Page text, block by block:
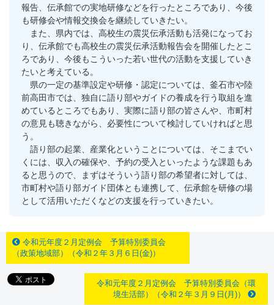
報告、伝承館での実地研修などを行ったところであり、今後
も研修会や情報交換会を継続していきたい。
また、県内では、高校生の震災伝承活動も活発になってお
り、伝承館でも高校生の震災伝承活動報告会を開催したとこ
ろであり、今後もこういった若い世代の活動を支援していき
たいと考えている。
県の一定の基準設定や研修・認定については、釜石市や陸
前高田市では、独自に語り部やガイドの養成を行う取組を進
めているところでもあり、実際に語り部の皆さんや、市町村
の意見も聴きながら、必要性について検討していければと思
う。
語り部の起業、産業化ということについては、そこまでい
くには、収入の確保や、予約の受入といったような課題もあ
ると思うので、まずはそういう語り部の希望者に対しては、
市町村や語り部ガイド団体とも連携して、伝承館を研修の場
として活用いただくなどの支援を行っていきたい。
令和元年度２月定例会 予算特別委員会
（政策地域部）（令和２年３月６日(金)）
令和元年度２月定例会 予算特別委員会（環
境生活部）（令和２年３月９日(月)）